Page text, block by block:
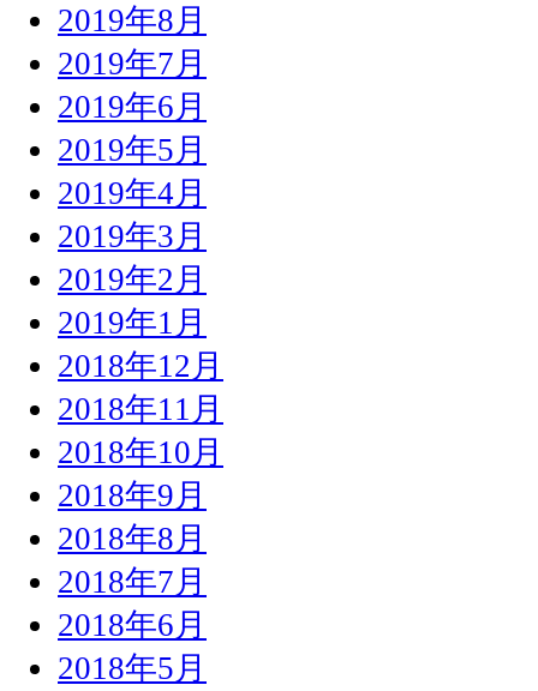
2019年8月
2019年7月
2019年6月
2019年5月
2019年4月
2019年3月
2019年2月
2019年1月
2018年12月
2018年11月
2018年10月
2018年9月
2018年8月
2018年7月
2018年6月
2018年5月